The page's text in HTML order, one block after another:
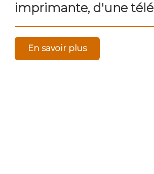
imprimante, d'une télé
En savoir plus